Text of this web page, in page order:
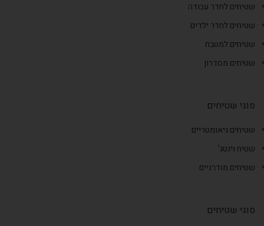
שטיחים לחדר עבודה
שטיחים לחדר ילדים
שטיחים למטבח
שטיחים מסדרון
סוגי שטיחים
שטיחים גיאומטריים
שטיח וינטג'
שטיחים מודרניים
סוגי שטיחים